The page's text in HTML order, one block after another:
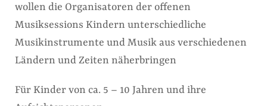
wollen die Organisatoren der offenen
Musiksessions Kindern unterschiedliche
Musikinstrumente und Musik aus verschiedenen
Ländern und Zeiten näherbringen
Für Kinder von ca. 5 – 10 Jahren und ihre